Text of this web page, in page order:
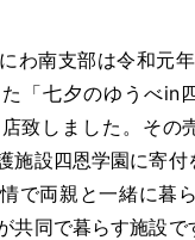
わ南支部は令和元
「七夕のゆうべin
致しました。その
施設四恩学園に寄
で両親と一緒に暮
共同で暮らす施設で